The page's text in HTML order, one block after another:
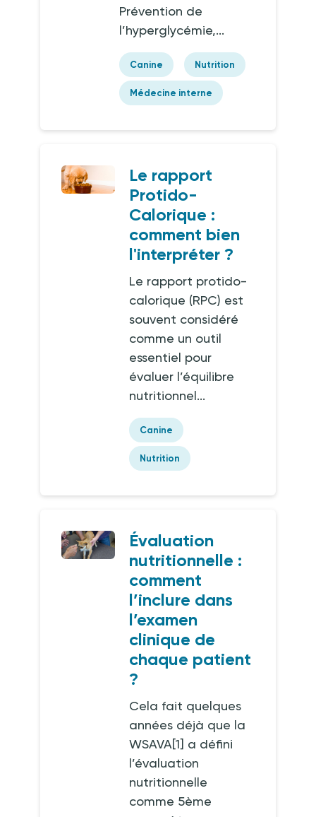
Prévention de
l’hyperglycémie,...
Canine Nutrition
Médecine interne
Le rapport
Protido-
Calorique :
comment bien
l'interpréter ?
Le rapport protido-
calorique (RPC) est
souvent considéré
comme un outil
essentiel pour
évaluer l’équilibre
nutritionnel...
Canine
Nutrition
Évaluation
nutritionnelle :
comment
l’inclure dans
l’examen
clinique de
chaque patient
?
Cela fait quelques
années déjà que la
WSAVA[1] a défini
l’évaluation
nutritionnelle
comme 5ème